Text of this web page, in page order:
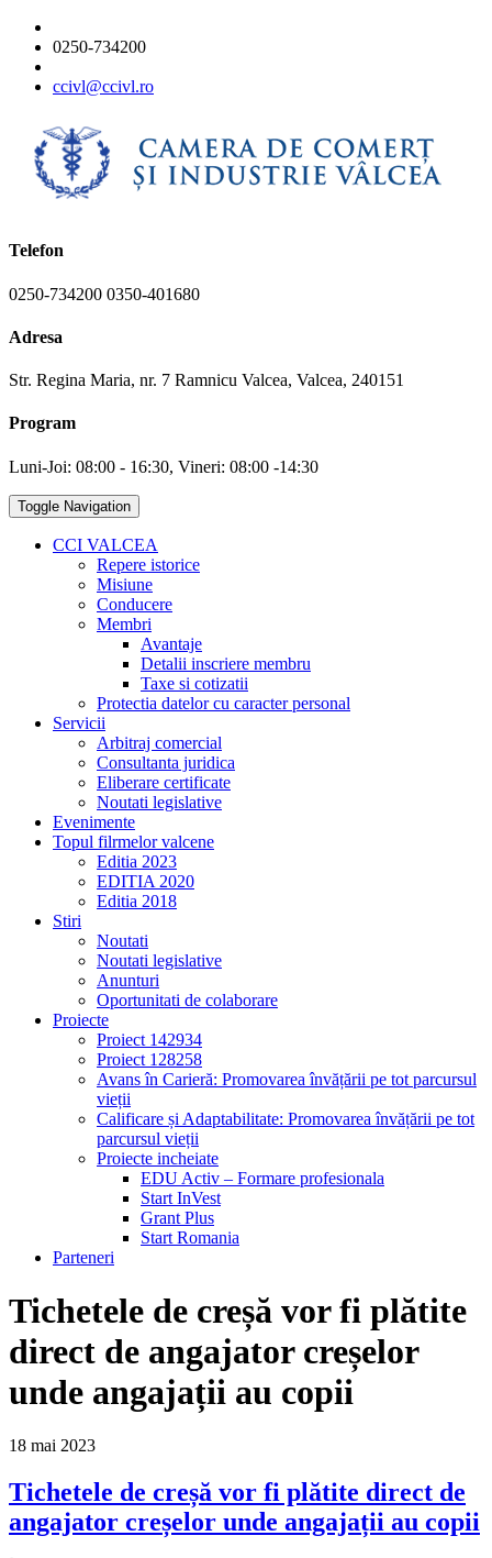
0250-734200
ccivl@ccivl.ro
Telefon
0250-734200 0350-401680
Adresa
Str. Regina Maria, nr. 7 Ramnicu Valcea, Valcea, 240151
Program
Luni-Joi: 08:00 - 16:30, Vineri: 08:00 -14:30
Toggle Navigation
CCI VALCEA
Repere istorice
Misiune
Conducere
Membri
Avantaje
Detalii inscriere membru
Taxe si cotizatii
Protectia datelor cu caracter personal
Servicii
Arbitraj comercial
Consultanta juridica
Eliberare certificate
Noutati legislative
Evenimente
Topul filrmelor valcene
Editia 2023
EDITIA 2020
Editia 2018
Stiri
Noutati
Noutati legislative
Anunturi
Oportunitati de colaborare
Proiecte
Proiect 142934
Proiect 128258
Avans în Carieră: Promovarea învățării pe tot parcursul
vieții
Calificare și Adaptabilitate: Promovarea învățării pe tot
parcursul vieții
Proiecte incheiate
EDU Activ – Formare profesionala
Start InVest
Grant Plus
Start Romania
Parteneri
Tichetele de creșă vor fi plătite
direct de angajator creșelor
unde angajații au copii
18 mai 2023
Tichetele de creșă vor fi plătite direct de
angajator creșelor unde angajații au copii